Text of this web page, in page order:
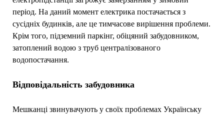
період. На даний момент електрика постачається з
сусідніх будинків, але це тимчасове вирішення проблеми.
Крім того, підземний паркінг, обіцяний забудовником,
затоплений водою з труб централізованого
водопостачання.
Відповідальність забудовника
Мешканці звинувачують у своїх проблемах Українську